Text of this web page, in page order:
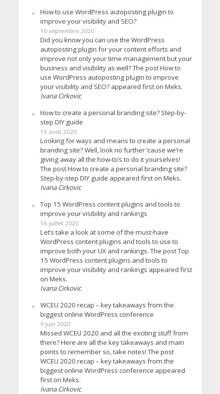
How to use WordPress autoposting plugin to
improve your visibility and SEO?
10 septembre 2020
Did you know you can use the WordPress
autoposting plugin for your content efforts and
improve not only your time management but your
business and visibility as well? The post How to
use WordPress autoposting plugin to improve
your visibility and SEO? appeared first on Meks.
Ivana Cirkovic
How to create a personal branding site? Step-by-
step DIY guide
15 août 2020
Looking for ways and means to create a personal
branding site? Well, look no further ’cause we’re
giving away all the how-to’s to do it yourselves!
The post How to create a personal branding site?
Step-by-step DIY guide appeared first on Meks.
Ivana Cirkovic
Top 15 WordPress content plugins and tools to
improve your visibility and rankings
16 juillet 2020
Let’s take a look at some of the must-have
WordPress content plugins and tools to use to
improve both your UX and rankings. The post Top
15 WordPress content plugins and tools to
improve your visibility and rankings appeared first
on Meks.
Ivana Cirkovic
WCEU 2020 recap – key takeaways from the
biggest online WordPress conference
9 juin 2020
Missed WCEU 2020 and all the exciting stuff from
there? Here are all the key takeaways and main
points to remember so, take notes! The post
WCEU 2020 recap – key takeaways from the
biggest online WordPress conference appeared
first on Meks.
Ivana Cirkovic